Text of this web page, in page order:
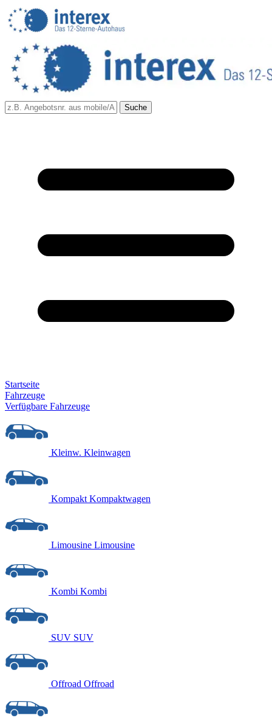
Suche
Startseite
Fahrzeuge
Verfügbare Fahrzeuge
Kleinw. Kleinwagen
Kompakt Kompaktwagen
Limousine Limousine
Kombi Kombi
SUV SUV
Offroad Offroad